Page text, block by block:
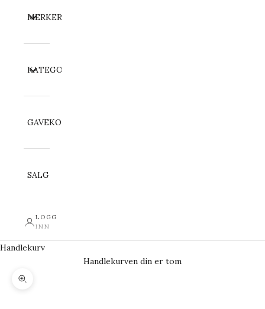
MERKER
KATEGORI
GAVEKORT
SALG
LOGG
INN
Handlekurv
Handlekurven din er tom
Forstørr